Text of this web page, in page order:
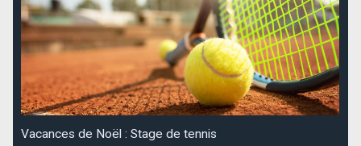
Vacances de Noël : Stage de tennis